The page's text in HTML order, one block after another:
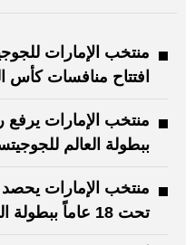
افتتاح منافسات كأس
ببطولة العالم
تحت 18 عاماً ببطولة العالم للجوجيتسو